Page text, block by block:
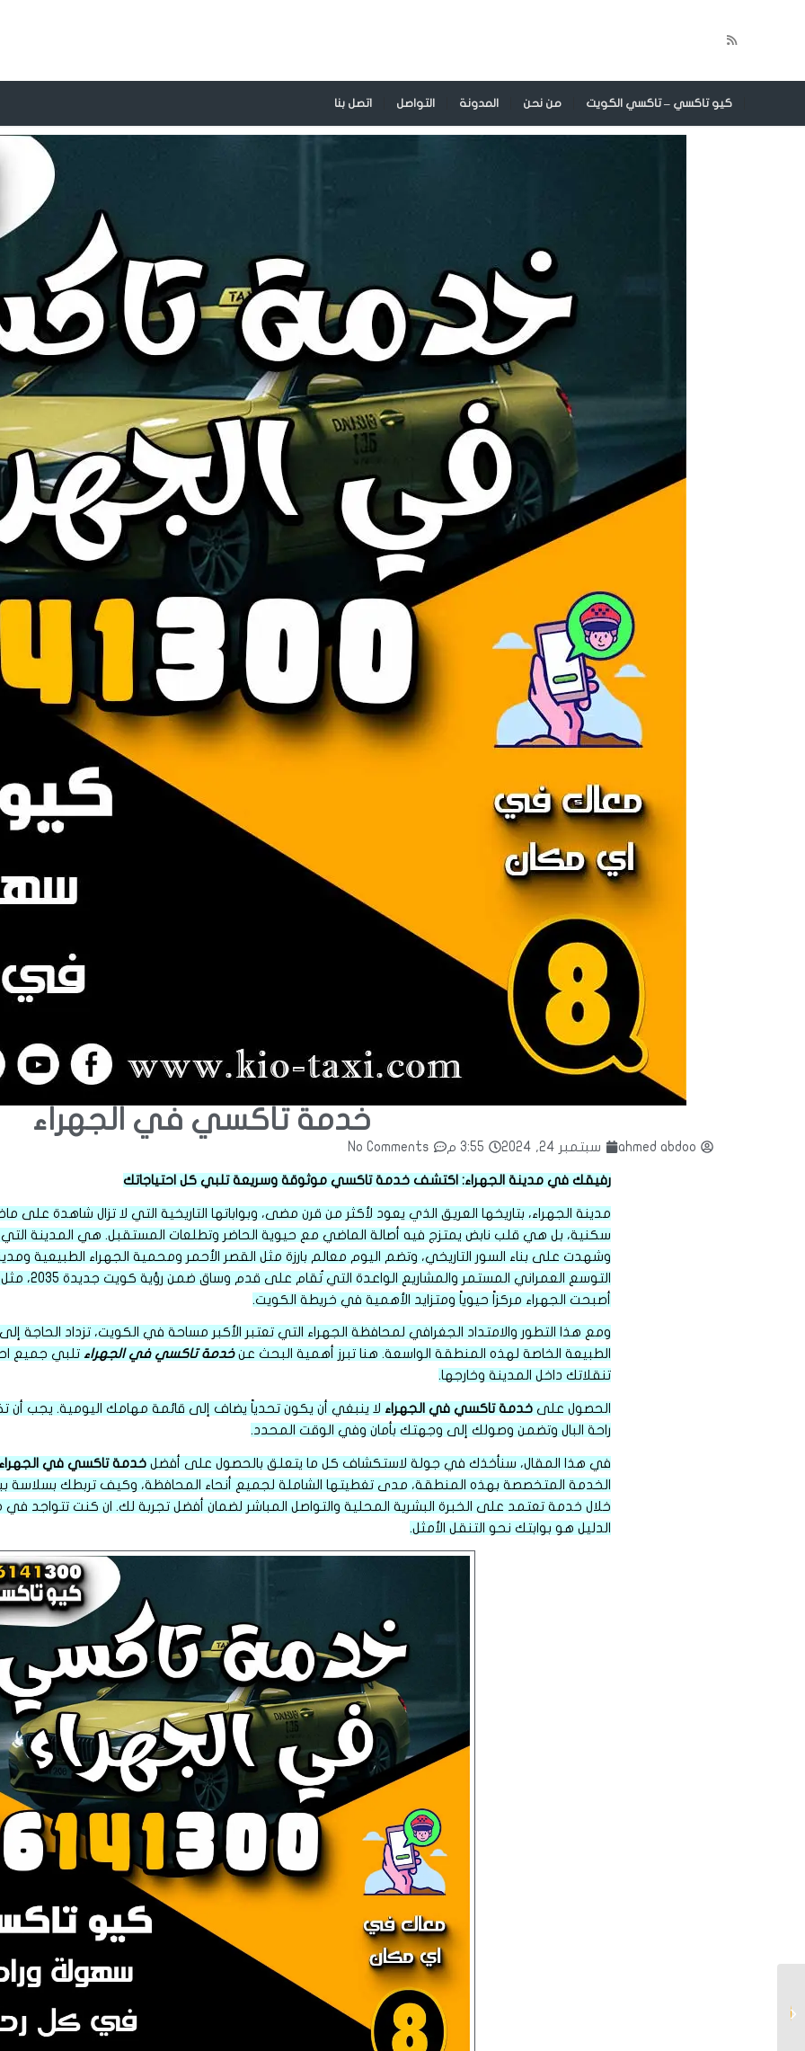
كيو تاكسي – تاكسي الكويت من نحن المدونة التواصل اتصل بنا
خدمة تاكسي في الجهراء
ahmed abdoo سبتمبر 24, 2024 3:55 م No Comments
رفيقك في مدينة الجهراء: اكتشف خدمة تاكسي موثوقة وسريعة تلبي كل احتياجاتك
مدينة الجهراء، بتاريخها العريق الذي يعود لأكثر من قرن مضى، وبواباتها التاريخية التي لا تزال شاهدة على
سكنية، بل هي قلب نابض يمتزج فيه أصالة الماضي مع حيوية الحاضر وتطلعات المستقبل. هي المدينة التي
وشهدت على بناء السور التاريخي، وتضم اليوم معالم بارزة مثل القصر الأحمر ومحمية الجهراء الطبيعية
التوسع
أصبحت الجهراء مركزاً حيوياً ومتزايد الأهمية في خريطة الكويت.
ومع هذا التطور والامتداد الجغرافي لمحافظة الجهراء التي تعتبر الأكبر مساحة في الكويت، تزداد الحاجة
الطبيعة الخاصة لهذه المنطقة الواسعة. هنا تبرز أهمية البحث عنخدمة تاكسي في الجهراء تلبي جميع
تنقلاتك داخل المدينة وخارجها.
الحصول على خدمة تاكسي في الجهراء لا ينبغي أن يكون تحدياً يضاف إلى قائمة مهامك اليومية. يجب
راحة البال وتضمن وصولك إلى وجهتك بأمان وفي الوقت المحدد.
في هذا المقال، سنأخذك في جولة لاستكشاف كل ما يتعلق بالحصول على أفضل خدمة تاكسي في الجهراء
الخدمة المتخصصة بهذه المنطقة، مدى تغطيتها الشاملة لجميع أنحاء المحافظة، وكيف تربطك بسلاسة
خلال خدمة تعتمد على الخبرة البشرية المحلية والتواصل المباشر لضمان أفضل تجربة لك. ان كنت تتواجد في
الدليل هو بوابتك نحو التنقل الأمثل.